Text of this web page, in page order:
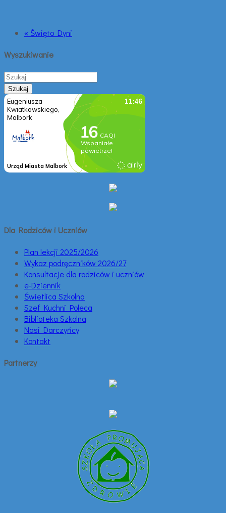
« Święto Dyni
Wyszukiwanie
Dla Rodziców i Uczniów
Plan lekcji 2025/2026
Wykaz podręczników 2026/27
Konsultacje dla rodziców i uczniów
e-Dziennik
Świetlica Szkolna
Szef Kuchni Poleca
Biblioteka Szkolna
Nasi Darczyńcy
Kontakt
Partnerzy